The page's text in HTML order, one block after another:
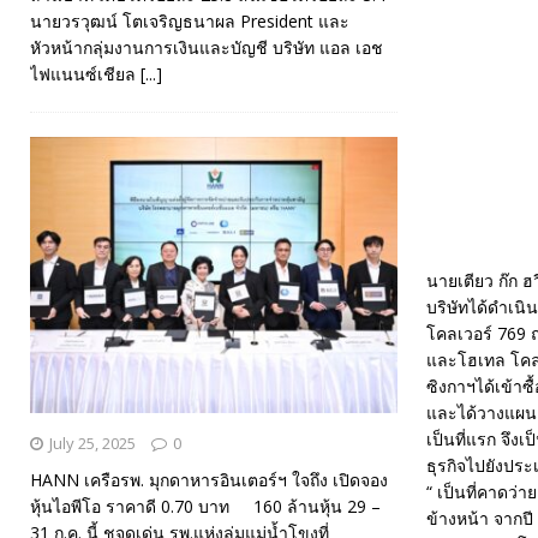
นายเตียว ก๊ก
บริษัทได้ดำเนิ
โคลเวอร์ 769
และโฮเทล โค
ซิงกาฯได้เข้า
และได้วางแผ
เป็นที่แรก จึงเ
ธุรกิจไปยังปร
“ เป็นที่คาดว่า
ข้างหน้า จากปี
นายวรวุฒน์ โตเจริญธนาผล President และ
หัวหน้ากลุ่มงานการเงินและบัญชี บริษัท แอล เอช
ไฟแนนซ์เชียล [...]
July 25, 2025 0
HANN เครือรพ. มุกดาหารอินเตอร์ฯ ใจถึง เปิดจอง
หุ้นไอพีโอ ราคาดี 0.70 บาท 160 ล้านหุ้น 29 –
31 ก.ค. นี้ ชูจุดเด่น รพ.แห่งลุ่มแม่น้ำโขงที่